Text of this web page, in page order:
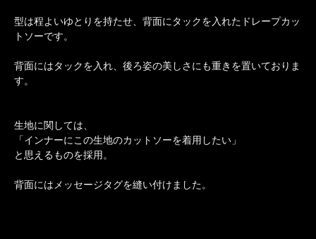
型は程よいゆとりを持たせ、背面にタックを入れたドレープカッ
トソーです。
背面にはタックを入れ、後ろ姿の美しさにも重きを置いておりま
す。
生地に関しては、
「インナーにこの生地のカットソーを着用したい」
と思えるものを採用。
背面にはメッセージタグを縫い付けました。